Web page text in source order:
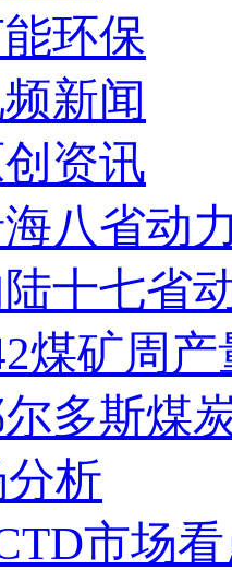
环保
新闻
资讯
八省动
十七省
煤矿周产
多斯煤
析
市场看